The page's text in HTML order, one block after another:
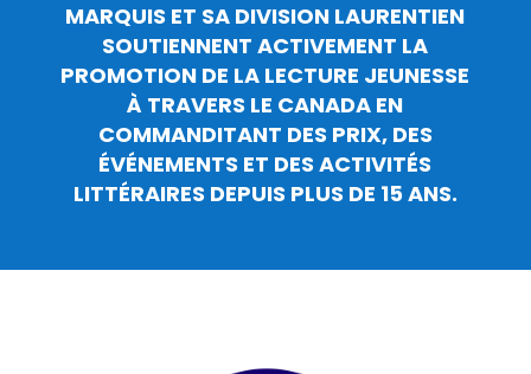
MARQUIS ET SA DIVISION LAURENTIEN
SOUTIENNENT ACTIVEMENT LA
PROMOTION DE LA LECTURE JEUNESSE
À TRAVERS LE CANADA EN
COMMANDITANT DES PRIX, DES
ÉVÉNEMENTS ET DES ACTIVITÉS
LITTÉRAIRES DEPUIS PLUS DE 15 ANS.